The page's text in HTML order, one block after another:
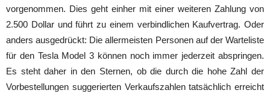
vorgenommen. Dies geht einher mit einer weiteren Zahlung von
2.500 Dollar und führt zu einem verbindlichen Kaufvertrag. Oder
anders ausgedrückt: Die allermeisten Personen auf der Warteliste
für den Tesla Model 3 können noch immer jederzeit abspringen.
Es steht daher in den Sternen, ob die durch die hohe Zahl der
Vorbestellungen suggerierten Verkaufszahlen tatsächlich erreicht